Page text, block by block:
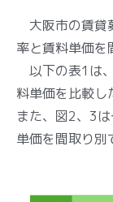
大阪市の賃貸
率と賃料単価を
以下の表1は
料単価を比較し
また、図2、3
単価を間取り別